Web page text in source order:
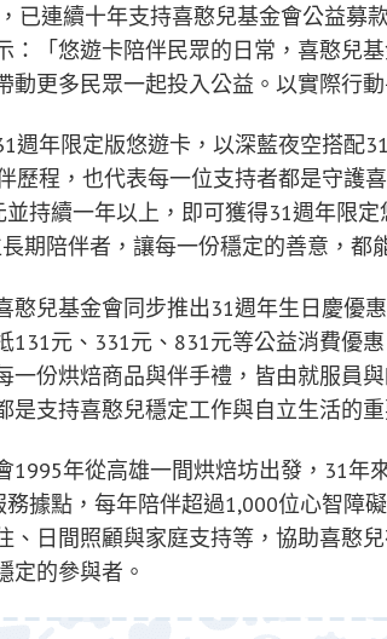
已連續十年支持喜憨兒基金會公益募
：「悠遊卡陪伴民眾的日常，喜憨兒
動更多民眾一起投入公益。以實際行
週年限定版悠遊卡，以深藍夜空搭配
歷程，也代表每一位支持者都是守護
持續一年以上，即可獲得31週年限
期陪伴者，讓每一份穩定的善意，都
憨兒基金會同步推出31週年生日慶優
131元、331元、831元等公益消費優
一份烘焙商品與伴手禮，皆由就服員
是支持喜憨兒穩定工作與自立生活的重
1995年從高雄一間烘焙坊出發，31年
務據點，每年陪伴超過1,000位心智障
、日間照顧與家庭支持等，協助喜憨
定的參與者。